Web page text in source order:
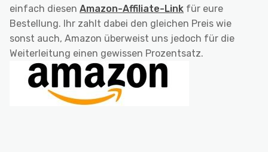
einfach diesen Amazon-Affiliate-Link für eure
Bestellung. Ihr zahlt dabei den gleichen Preis wie
sonst auch, Amazon überweist uns jedoch für die
Weiterleitung einen gewissen Prozentsatz.